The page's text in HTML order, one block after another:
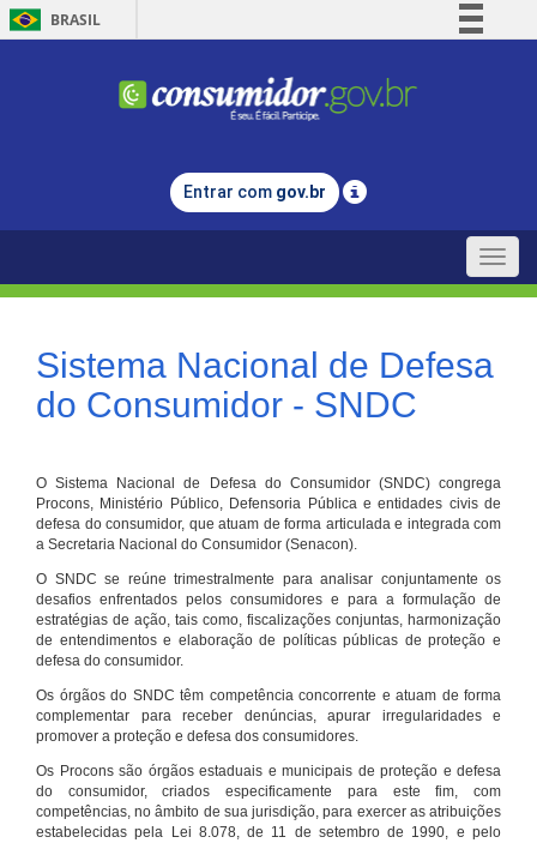
BRASIL
Comunica BR
Legislação
Entrar com gov.br
Toggle
Sistema Nacional de Defesa
do Consumidor - SNDC
O Sistema Nacional de Defesa do Consumidor (SNDC) congrega
Procons, Ministério Público, Defensoria Pública e entidades civis de
defesa do consumidor, que atuam de forma articulada e integrada com
a Secretaria Nacional do Consumidor (Senacon).
O SNDC se reúne trimestralmente para analisar conjuntamente os
desafios enfrentados pelos consumidores e para a formulação de
estratégias de ação, tais como, fiscalizações conjuntas, harmonização
de entendimentos e elaboração de políticas públicas de proteção e
defesa do consumidor.
Os órgãos do SNDC têm competência concorrente e atuam de forma
complementar para receber denúncias, apurar irregularidades e
promover a proteção e defesa dos consumidores.
Os Procons são órgãos estaduais e municipais de proteção e defesa
do consumidor, criados especificamente para este fim, com
competências, no âmbito de sua jurisdição, para exercer as atribuições
estabelecidas pela Lei 8.078, de 11 de setembro de 1990, e pelo